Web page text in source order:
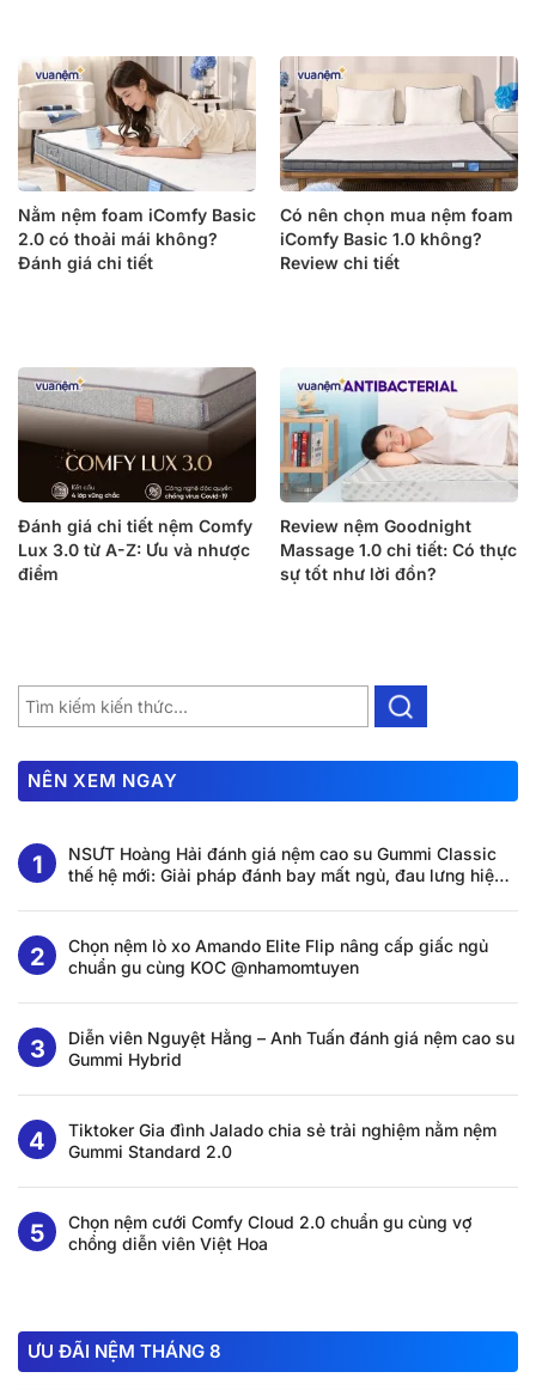
Nằm nệm foam iComfy Basic
2.0 có thoải mái không?
Đánh giá chi tiết
Có nên chọn mua nệm foam
iComfy Basic 1.0 không?
Review chi tiết
Đánh giá chi tiết nệm Comfy
Lux 3.0 từ A-Z: Ưu và nhược
điểm
Review nệm Goodnight
Massage 1.0 chi tiết: Có thực
sự tốt như lời đồn?
NÊN XEM NGAY
NSƯT Hoàng Hải đánh giá nệm cao su Gummi Classic
thế hệ mới: Giải pháp đánh bay mất ngủ, đau lưng hiệu
Chọn nệm lò xo Amando Elite Flip nâng cấp giấc ngủ
chuẩn gu cùng KOC @nhamomtuyen
Diễn viên Nguyệt Hằng – Anh Tuấn đánh giá nệm cao su
Gummi Hybrid
Tiktoker Gia đình Jalado chia sẻ trải nghiệm nằm nệm
Gummi Standard 2.0
Chọn nệm cưới Comfy Cloud 2.0 chuẩn gu cùng vợ
chồng diễn viên Việt Hoa
ƯU ĐÃI NỆM THÁNG 8